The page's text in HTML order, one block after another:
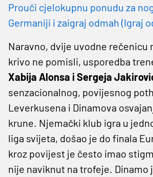
Prouči cjelokupnu ponudu za
Germaniji i zaigraj odmah (Igraj
Naravno, dvije uvodne rečenicu
krivo ne pomisli, usporedba
Xabija Alonsa i Sergeja
senzacionalnog, povijesnog
Leverkusena i Dinamova
krune. Njemački klub igra u
liga svijeta, došao je do finala
kroz povijest je često imao
nije naviknut na trofeje. Dinamo